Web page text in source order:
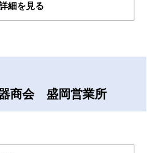
細を見る
器商会 盛岡営業所